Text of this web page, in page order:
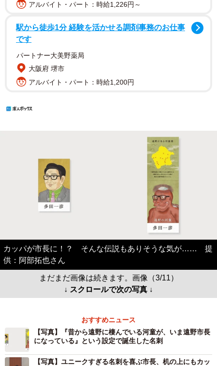
アルバイト・パート：時給1,226円～
駅から徒歩1分 経験を活かせる調剤事務のお仕事
です
パートナー大美野薬局
大阪府 堺市
アルバイト・パート：時給1,200円
カッパが市長に！？ そんな伝説もありそうな気が…… 提
供：阿部拓也さん
まだまだ画像は続きます。画像（3/11）
↓ スクロールで次の写真 ↓
おすすめニュース
【写真】『昔から遠野に棲んでいる河童が、いま遠野市長
になっている』という設定で誕生した名刺
【写真】ユニークすぎる名刺を喜ぶ市長、机の上にもカッ